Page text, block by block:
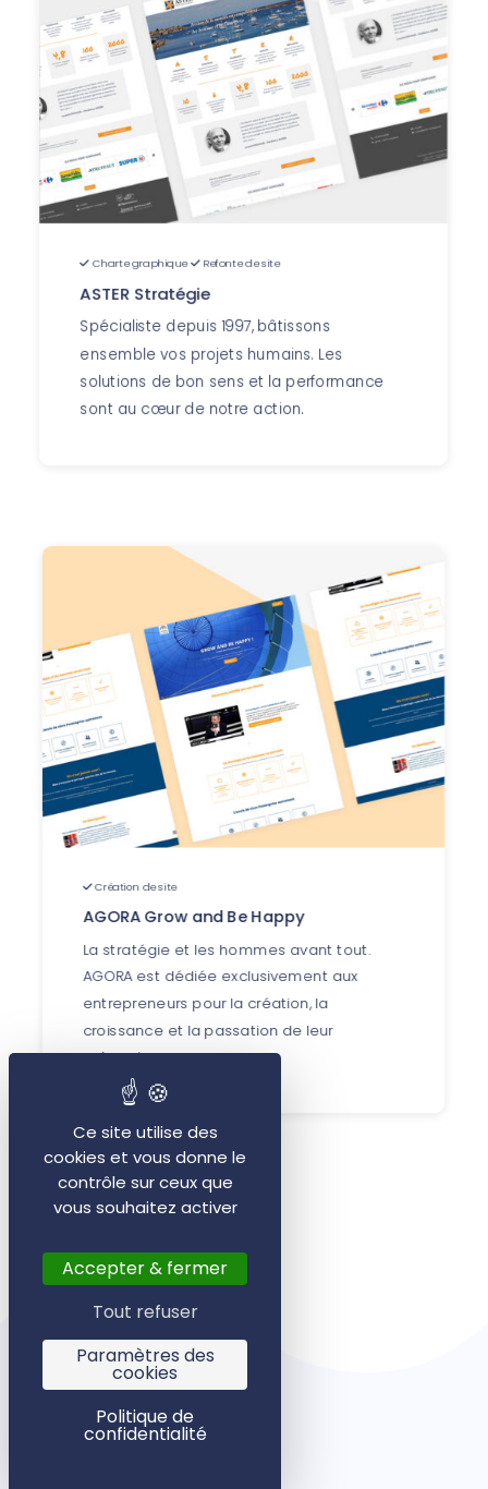
Charte graphique Refonte de site
ASTER Stratégie
Spécialiste depuis 1997, bâtissons
ensemble vos projets humains. Les
solutions de bon sens et la performance
sont au cœur de notre action.
Création de site
AGORA Grow and Be Happy
La stratégie et les hommes avant tout.
AGORA est dédiée exclusivement aux
entrepreneurs pour la création, la
croissance et la passation de leur
entreprise.
Ce site utilise des
cookies et vous donne le
contrôle sur ceux que
vous souhaitez activer
Accepter & fermer
Tout refuser
Paramètres des
cookies
Politique de
confidentialité